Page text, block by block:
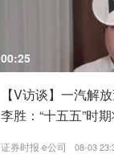
00:25
【V访谈】一汽解
李胜：“十五五”时
证券时报·e公司 08-03